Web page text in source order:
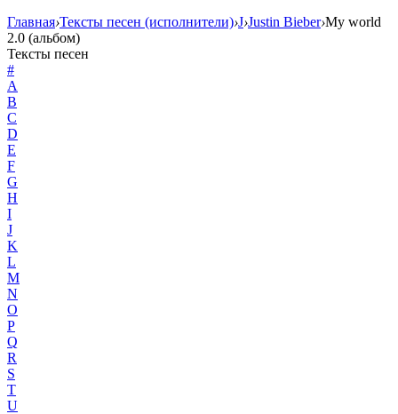
Главная›Тексты песен (исполнители)›J›Justin Bieber›My world
2.0 (альбом)
Тексты песен
#
A
B
C
D
E
F
G
H
I
J
K
L
M
N
O
P
Q
R
S
T
U